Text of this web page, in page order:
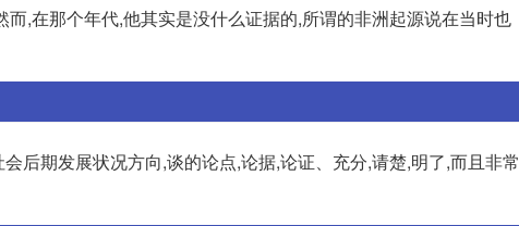
,在那个年代,他其实是没什么证据的,所谓的非洲起源说在当时也
后期发展状况方向,谈的论点,论据,论证、充分,请楚,明了,而且非常